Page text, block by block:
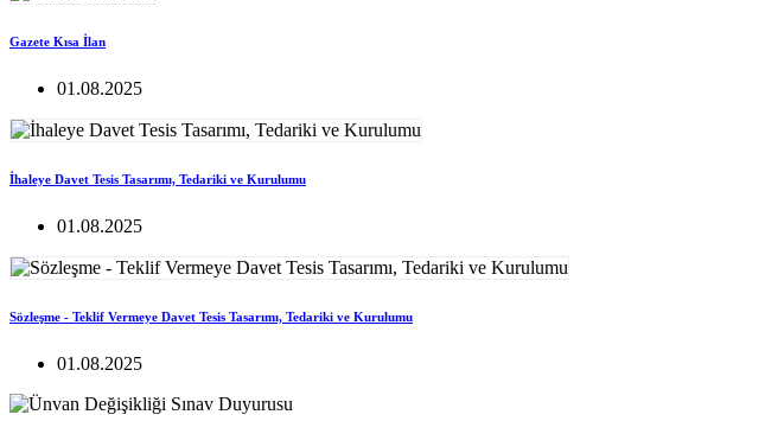
Gazete Kısa İlan
01.08.2025
İhaleye Davet Tesis Tasarımı, Tedariki ve Kurulumu
01.08.2025
Sözleşme - Teklif Vermeye Davet Tesis Tasarımı, Tedariki ve Kurulumu
01.08.2025